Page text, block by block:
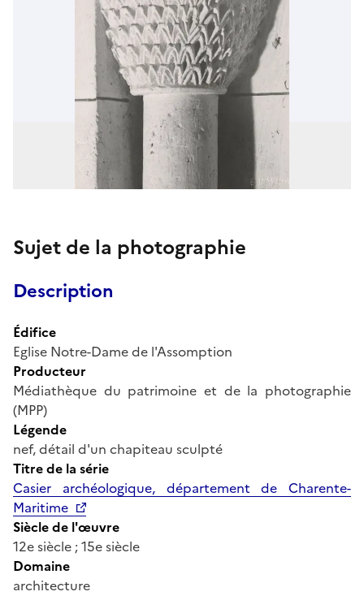
Sujet de la photographie
Description
Édifice
Eglise Notre-Dame de l'Assomption
Producteur
Médiathèque du patrimoine et de la photographie
(MPP)
Légende
nef, détail d'un chapiteau sculpté
Titre de la série
Casier archéologique, département de Charente-
Maritime
Siècle de l'œuvre
12e siècle ; 15e siècle
Domaine
architecture